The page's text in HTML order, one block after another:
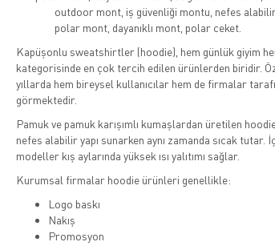
outdoor mont, iş güvenliği montu, nefes
polar mont, dayanıklı mont, polar ceket.
Kapüşonlu sweatshirtler (hoodie), hem günlük giyim
kategorisinde en çok tercih edilen ürünlerden biridir.
yıllarda hem bireysel kullanıcılar hem de firmalar
görmektedir.
Pamuk ve pamuk karışımlı kumaşlardan üretilen
nefes alabilir yapı sunarken aynı zamanda sıcak tutar.
modeller kış aylarında yüksek ısı yalıtımı sağlar.
Kurumsal firmalar hoodie ürünleri genellikle:
Logo baskı
Nakış
Promosyon